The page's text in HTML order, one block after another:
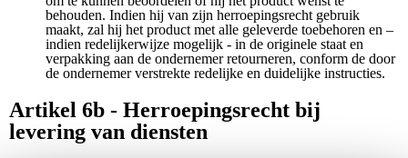
behouden. Indien hij van zijn herroepingsrecht gebruik
maakt, zal hij het product met alle geleverde toebehoren en –
indien redelijkerwijze mogelijk - in de originele staat en
verpakking aan de ondernemer retourneren, conform de door
de ondernemer verstrekte redelijke en duidelijke instructies.
Artikel 6b - Herroepingsrecht bij
levering van diensten